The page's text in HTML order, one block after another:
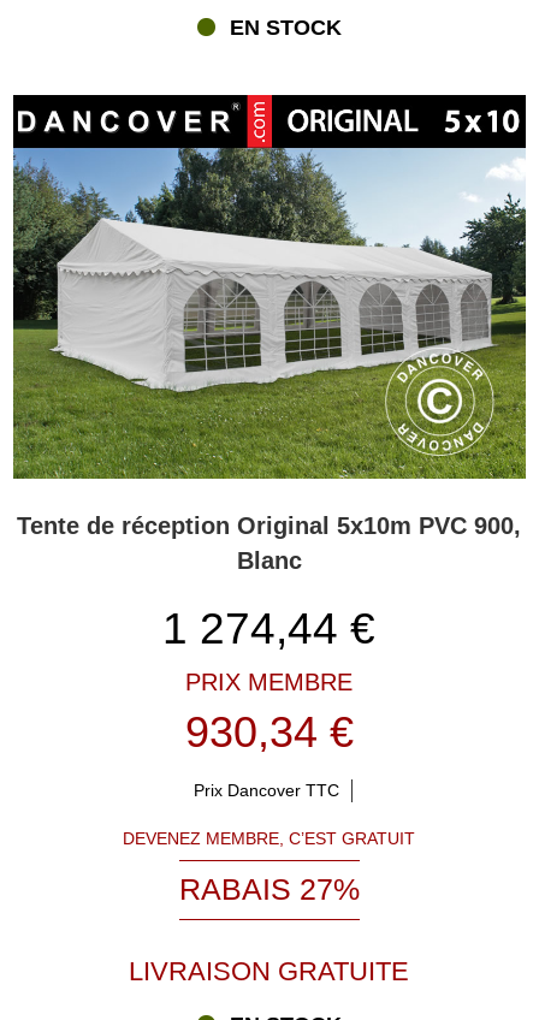
EN STOCK
Tente de réception Original 5x10m PVC 900,
Blanc
1 274,44 €
PRIX MEMBRE
930,34 €
Prix Dancover TTC
DEVENEZ MEMBRE, C’EST GRATUIT
RABAIS 27%
LIVRAISON GRATUITE